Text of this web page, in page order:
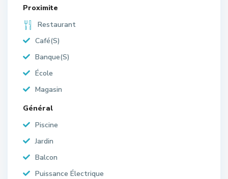
Proximite
Restaurant
Café(S)
Banque(S)
École
Magasin
Général
Piscine
Jardin
Balcon
Puissance Électrique